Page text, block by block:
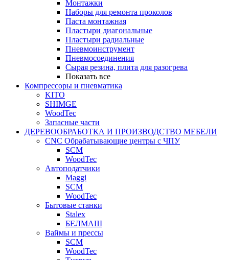
Монтажки
Наборы для ремонта проколов
Паста монтажная
Пластыри диагональные
Пластыри радиальные
Пневмоинструмент
Пневмосоединения
Сырая резина, плита для разогрева
Показать все
Компрессоры и пневматика
KITO
SHIMGE
WoodTec
Запасные части
ДЕРЕВООБРАБОТКА И ПРОИЗВОДСТВО МЕБЕЛИ
CNC Обрабатывающие центры с ЧПУ
SCM
WoodTec
Автоподатчики
Maggi
SCM
WoodTec
Бытовые станки
Stalex
БЕЛМАШ
Ваймы и прессы
SCM
WoodTec